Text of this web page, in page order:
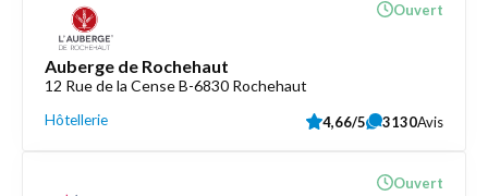
Auberge de Rochehaut
12 Rue de la Cense B-6830 Rochehaut
Hôtellerie
Ouvert
4,66/5 3130Avis
Ouvert